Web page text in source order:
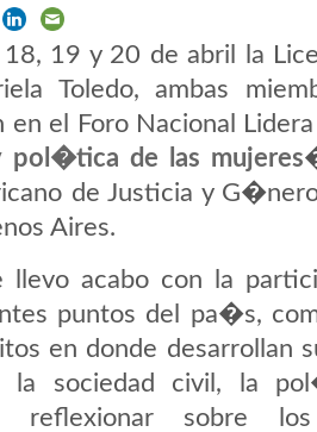
19 y 20 de abril la
Toledo, ambas
en el Foro Nacional
pol�tica de las mujeres
de Justicia y
Aires.
llevo acabo con la
puntos del pa�s,
en donde desarrollan
la sociedad civil, la
reflexionar sobre